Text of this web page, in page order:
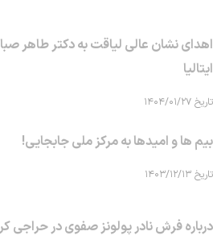
اهدای نشان عالی لیاقت به دکتر طاهر
ایتالیا
تاریخ ۱۴۰۴/۰۱/۲۷
بیم ها و امیدها به مرکز ملی جابجایی!
تاریخ ۱۴۰۳/۱۲/۱۳
درباره فرش نادر پولونز صفوی در حراجی